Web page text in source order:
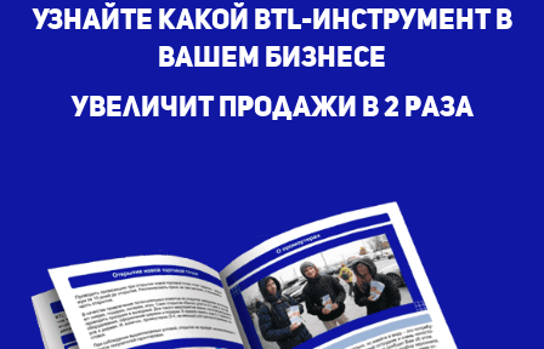
Узнайте какой BTL-инструмент в
вашем бизнесе
увеличит продажи в 2 раза